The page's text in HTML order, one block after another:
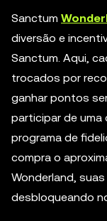
Sanctum
diversão e
Sanctum. Aqui,
trocados por
ganhar pontos
participar de uma
programa de
compra o
Wonderland,
desbloqueando